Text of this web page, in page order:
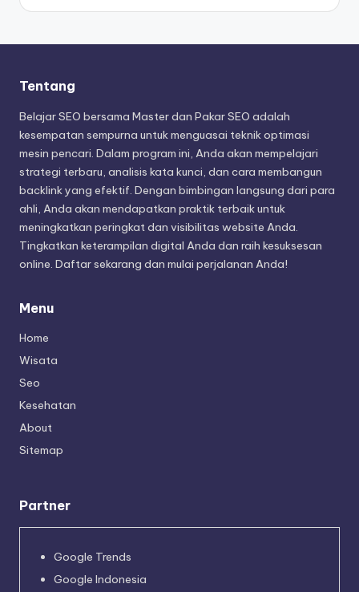
Tentang
Belajar SEO bersama Master dan Pakar SEO adalah
kesempatan sempurna untuk menguasai teknik optimasi
mesin pencari. Dalam program ini, Anda akan mempelajari
strategi terbaru, analisis kata kunci, dan cara membangun
backlink yang efektif. Dengan bimbingan langsung dari para
ahli, Anda akan mendapatkan praktik terbaik untuk
meningkatkan peringkat dan visibilitas website Anda.
Tingkatkan keterampilan digital Anda dan raih kesuksesan
online. Daftar sekarang dan mulai perjalanan Anda!
Menu
Home
Wisata
Seo
Kesehatan
About
Sitemap
Partner
Google Trends
Google Indonesia